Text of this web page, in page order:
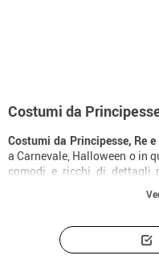
Costumi da
Costumi da Principesse, Re
a Carnevale, Halloween o in
comodi e ricchi di dettagli